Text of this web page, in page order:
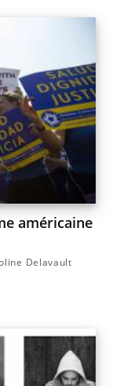
américaine
Delavault